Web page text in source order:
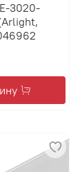
3020-